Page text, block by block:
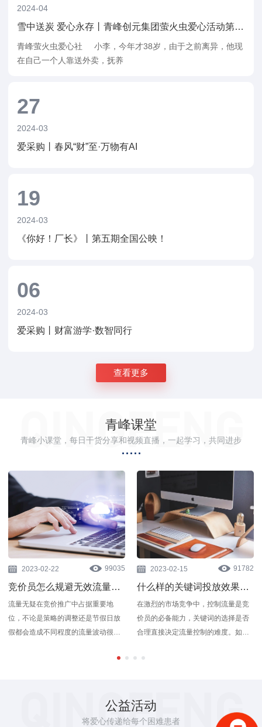
2024-04
雪中送炭 爱心永存丨青峰创元集团萤火虫爱心活动第224期报道
青峰萤火虫爱心社 小李，今年才38岁，由于之前离异，他现
在自己一个人靠送外卖，抚养
27
2024-03
爱采购丨春风“财”至·万物有AI
19
2024-03
《你好！厂长》丨第五期全国公映！
06
2024-03
爱采购丨财富游学·数智同行
查看更多
青峰课堂
青峰小课堂，每日干货分享和视频直播，一起学习，共同进步
2023-02-22 99035
竞价员怎么规避无效流量？规避无效流量的方法
流量无疑在竞价推广中占据重要地
位，不论是策略的调整还是节假日放
假都会造成不同程度的流量波动很多
2023-02-15 91782
什么样的关键词投放效果好？3个方向，掌握关键词选择技巧
在激烈的市场竞争中，控制流量是竞
价员的必备能力，关键词的选择是否
合理直接决定流量控制的难度。如果
公益活动
将爱心传递给每个困难患者